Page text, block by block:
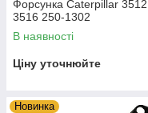
Форсунка Caterpillar 3512,
3516 250-1302
В наявності
Ціну уточнюйте
Новинка